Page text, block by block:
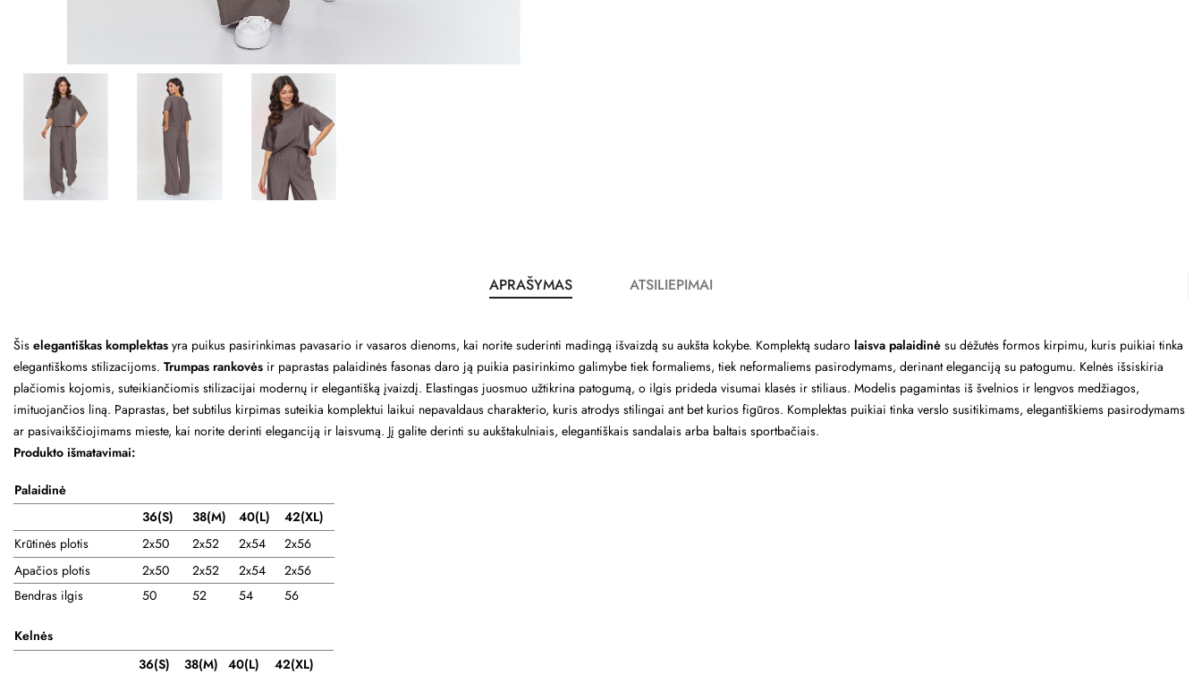
APRAŠYMAS ATSILIEPIMAI
Šis elegantiškas komplektas yra puikus pasirinkimas pavasario ir vasaros dienoms, kai norite suderinti madingą išvaizdą su aukšta kokybe. Komplektą sudaro laisva palaidinė su dėžutės formos kirpimu, kuris puikiai tinka
elegantiškoms stilizacijoms. Trumpas rankovės ir paprastas palaidinės fasonas daro ją puikia pasirinkimo galimybe tiek formaliems, tiek neformaliems pasirodymams, derinant eleganciją su patogumu. Kelnės išsiskiria
plačiomis kojomis, suteikiančiomis stilizacijai modernų ir elegantišką įvaizdį. Elastingas juosmuo užtikrina patogumą, o ilgis prideda visumai klasės ir stiliaus. Modelis pagamintas iš švelnios ir lengvos medžiagos,
imituojančios liną. Paprastas, bet subtilus kirpimas suteikia komplektui laikui nepavaldaus charakterio, kuris atrodys stilingai ant bet kurios figūros. Komplektas puikiai tinka verslo susitikimams, elegantiškiems pasirodymams
ar pasivaikščiojimams mieste, kai norite derinti eleganciją ir laisvumą. Jį galite derinti su aukštakulniais, elegantiškais sandalais arba baltais sportbačiais.
Produkto išmatavimai:
Palaidinė
36(S)
38(M) 40(L)
42(XL)
Krūtinės plotis
2x50 2x52 2x54
2x56
Apačios plotis
2x50 2x52 2x54
2x56
Bendras ilgis
50 52 54 56
Kelnės
36(S)
38(M) 40(L)
42(XL)